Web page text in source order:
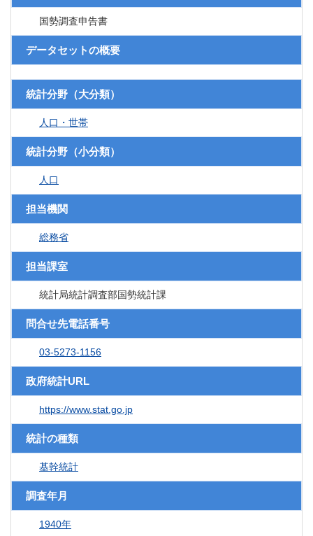
国勢調査申告書
データセットの概要
統計分野（大分類）
人口・世帯
統計分野（小分類）
人口
担当機関
総務省
担当課室
統計局統計調査部国勢統計課
問合せ先電話番号
03-5273-1156
政府統計URL
https://www.stat.go.jp
統計の種類
基幹統計
調査年月
1940年